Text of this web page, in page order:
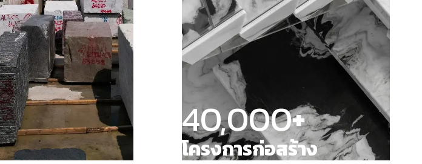
40,000+
โครงการก่อสร้าง